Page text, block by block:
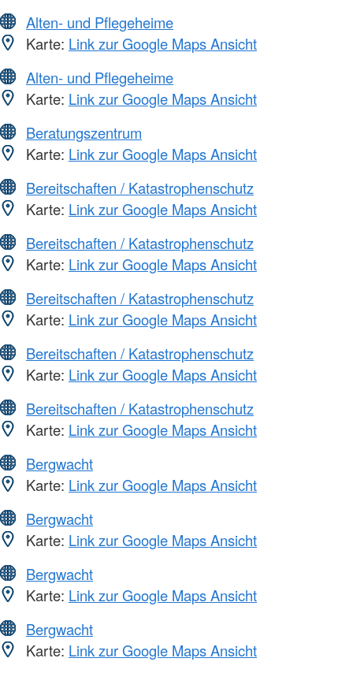
Alten- und Pflegeheime
Karte: Link zur Google Maps Ansicht
Alten- und Pflegeheime
Karte: Link zur Google Maps Ansicht
Beratungszentrum
Karte: Link zur Google Maps Ansicht
Bereitschaften / Katastrophenschutz
Karte: Link zur Google Maps Ansicht
Bereitschaften / Katastrophenschutz
Karte: Link zur Google Maps Ansicht
Bereitschaften / Katastrophenschutz
Karte: Link zur Google Maps Ansicht
Bereitschaften / Katastrophenschutz
Karte: Link zur Google Maps Ansicht
Bereitschaften / Katastrophenschutz
Karte: Link zur Google Maps Ansicht
Bergwacht
Karte: Link zur Google Maps Ansicht
Bergwacht
Karte: Link zur Google Maps Ansicht
Bergwacht
Karte: Link zur Google Maps Ansicht
Bergwacht
Karte: Link zur Google Maps Ansicht